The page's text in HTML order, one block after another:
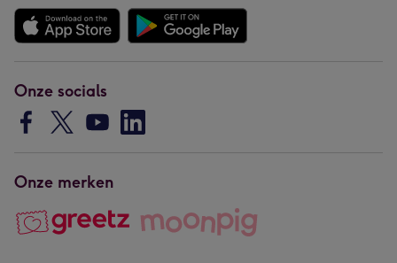
Onze socials
Onze merken